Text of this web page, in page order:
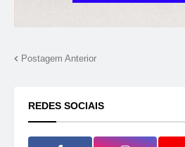
Postagem Anterior
REDES SOCIAIS